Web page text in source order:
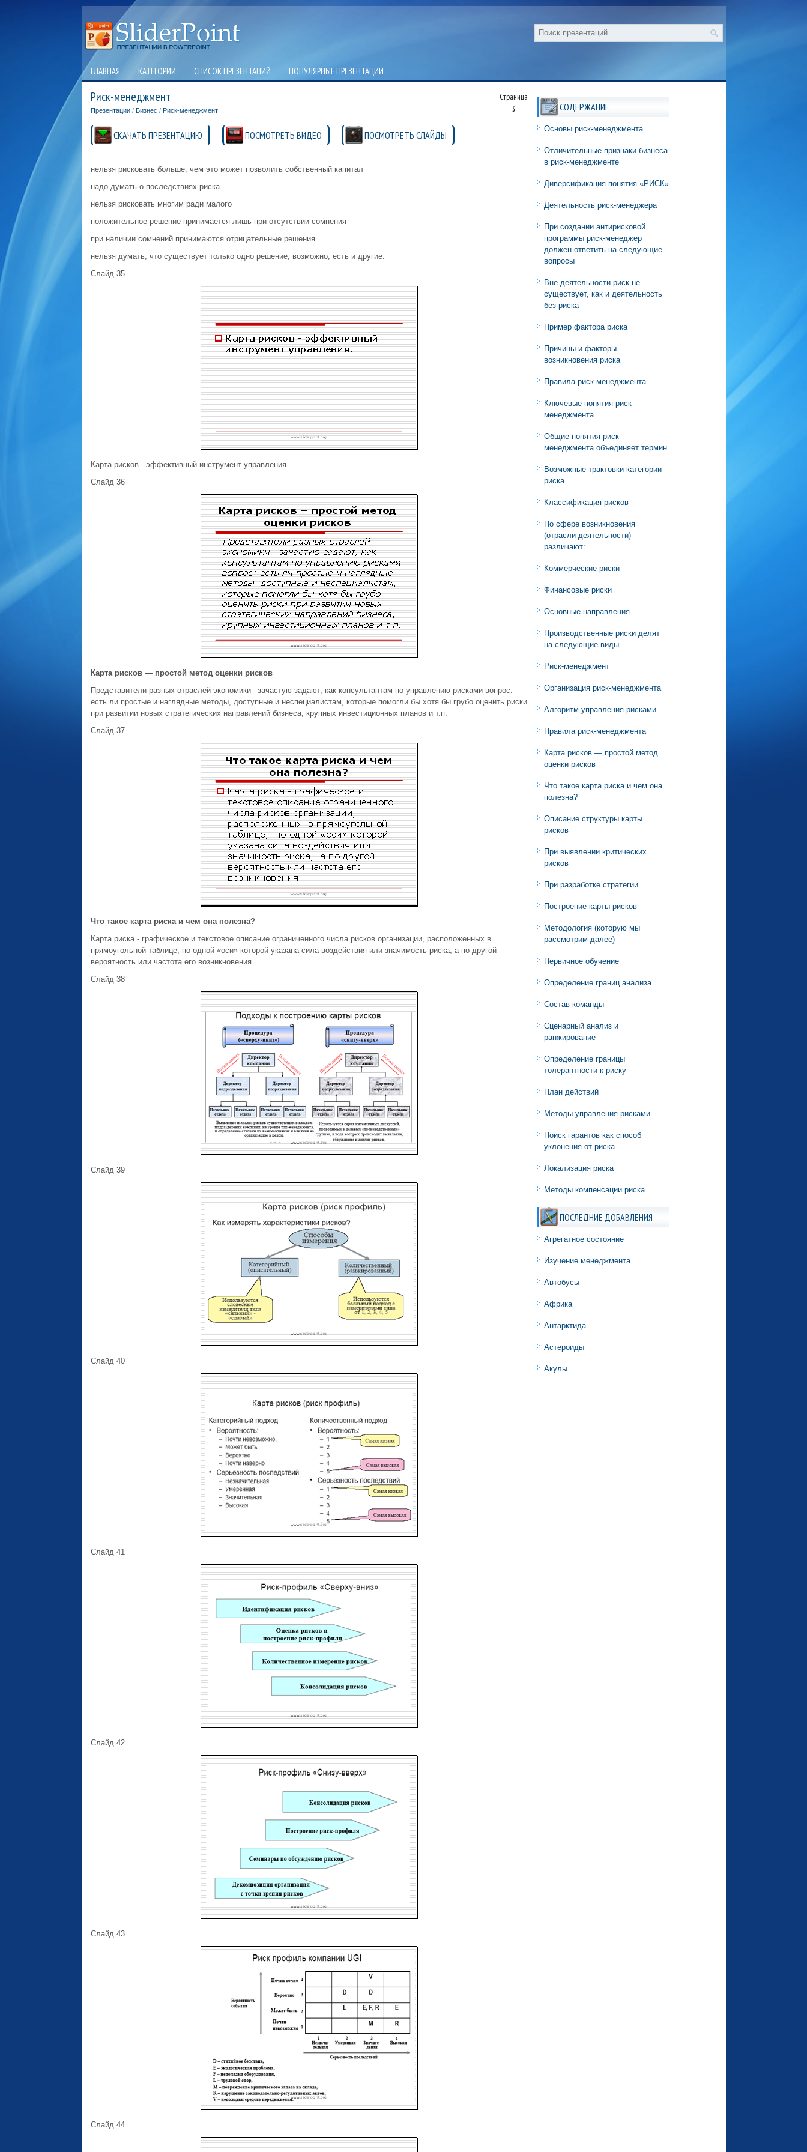
ГЛАВНАЯ КАТЕГОРИИ СПИСОК ПРЕЗЕНТАЦИЙ ПОПУЛЯРНЫЕ ПРЕЗЕНТАЦИИ
Риск-менеджмент Страница
5
Презентации/ Бизнес / Риск-менеджмент
СКАЧАТЬ ПРЕЗЕНТАЦИЮ ПОСМОТРЕТЬ ВИДЕО ПОСМОТРЕТЬ СЛАЙДЫ
нельзя рисковать больше, чем это может позволить собственный капитал
надо думать о последствиях риска
нельзя рисковать многим ради малого
положительное решение принимается лишь при отсутствии сомнения
при наличии сомнений принимаются отрицательные решения
нельзя думать, что существует только одно решение, возможно, есть и другие.
Слайд 35
Карта рисков - эффективный инструмент управления.
Слайд 36
Карта рисков — простой метод оценки рисков
Представители разных отраслей экономики –зачастую задают, как консультантам по управлению рисками вопрос:
есть ли простые и наглядные методы, доступные и неспециалистам, которые помогли бы хотя бы грубо оценить риски
при развитии новых стратегических направлений бизнеса, крупных инвестиционных планов и т.п.
Слайд 37
Что такое карта риска и чем она полезна?
Карта риска - графическое и текстовое описание ограниченного числа рисков организации, расположенных в
прямоугольной таблице, по одной «оси» которой указана сила воздействия или значимость риска, а по другой
вероятность или частота его возникновения .
Слайд 38
Слайд 39
Слайд 40
Слайд 41
Слайд 42
Слайд 43
Слайд 44
СОДЕРЖАНИЕ
Основы риск-менеджмента
Отличительные признаки бизнеса
в риск-менеджменте
Диверсификация понятия «РИСК»
Деятельность риск-менеджера
При создании антирисковой
программы риск-менеджер
должен ответить на следующие
вопросы
Вне деятельности риск не
существует, как и деятельность
без риска
Пример фактора риска
Причины и факторы
возникновения риска
Правила риск-менеджмента
Ключевые понятия риск-
менеджмента
Общие понятия риск-
менеджмента объединяет термин
Возможные трактовки категории
риска
Классификация рисков
По сфере возникновения
(отрасли деятельности)
различают:
Коммерческие риски
Финансовые риски
Основные направления
Производственные риски делят
на следующие виды
Риск-менеджмент
Организация риск-менеджмента
Алгоритм управления рисками
Правила риск-менеджмента
Карта рисков — простой метод
оценки рисков
Что такое карта риска и чем она
полезна?
Описание структуры карты
рисков
При выявлении критических
рисков
При разработке стратегии
Построение карты рисков
Методология (которую мы
рассмотрим далее)
Первичное обучение
Определение границ анализа
Состав команды
Сценарный анализ и
ранжирование
Определение границы
толерантности к риску
План действий
Методы управления рисками.
Поиск гарантов как способ
уклонения от риска
Локализация риска
Методы компенсации риска
ПОСЛЕДНИЕ ДОБАВЛЕНИЯ
Агрегатное состояние
Изучение менеджмента
Автобусы
Африка
Антарктида
Астероиды
Акулы